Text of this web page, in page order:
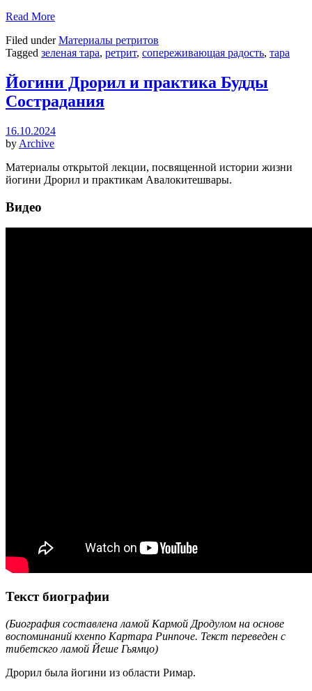
Read More
Filed underМатериалы ретритов
Tagged зеленая тара, ретрит, сопереживающая радость, тара
Йогини Дрорил и практика Будды
Сострадания
16.10.2024
by Archive
Материалы открытой лекции, посвященной истории жизни
йогини Дрорил и практикам Авалокитешвары.
Видео
Текст биографии
(Биография составлена ламой Кармой Дродулом на основе
воспоминаний кхенпо Картара Ринпоче. Текст переведен с
тибетскго ламой Йеше Гьямцо)
Дрорил была йогини из области Римар.